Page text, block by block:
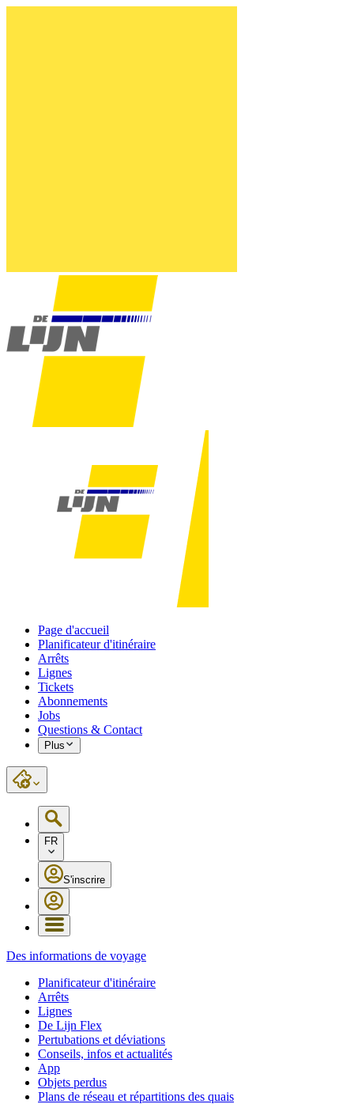
Page d'accueil
Planificateur d'itinéraire
Arrêts
Lignes
Tickets
Abonnements
Jobs
Questions & Contact
Plus
FR
S'inscrire
Des informations de voyage
Planificateur d'itinéraire
Arrêts
Lignes
De Lijn Flex
Pertubations et déviations
Conseils, infos et actualités
App
Objets perdus
Plans de réseau et répartitions des quais